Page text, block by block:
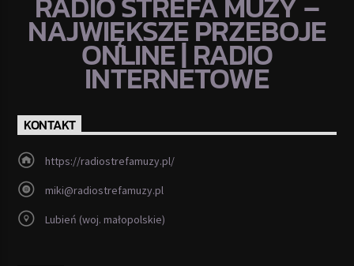
NAJWIĘKSZE PRZEBOJE
ONLINE | RADIO
INTERNETOWE
KONTAKT
https://radiostrefamuzy.pl/
miki@radiostrefamuzy.pl
Lubień (woj. małopolskie)